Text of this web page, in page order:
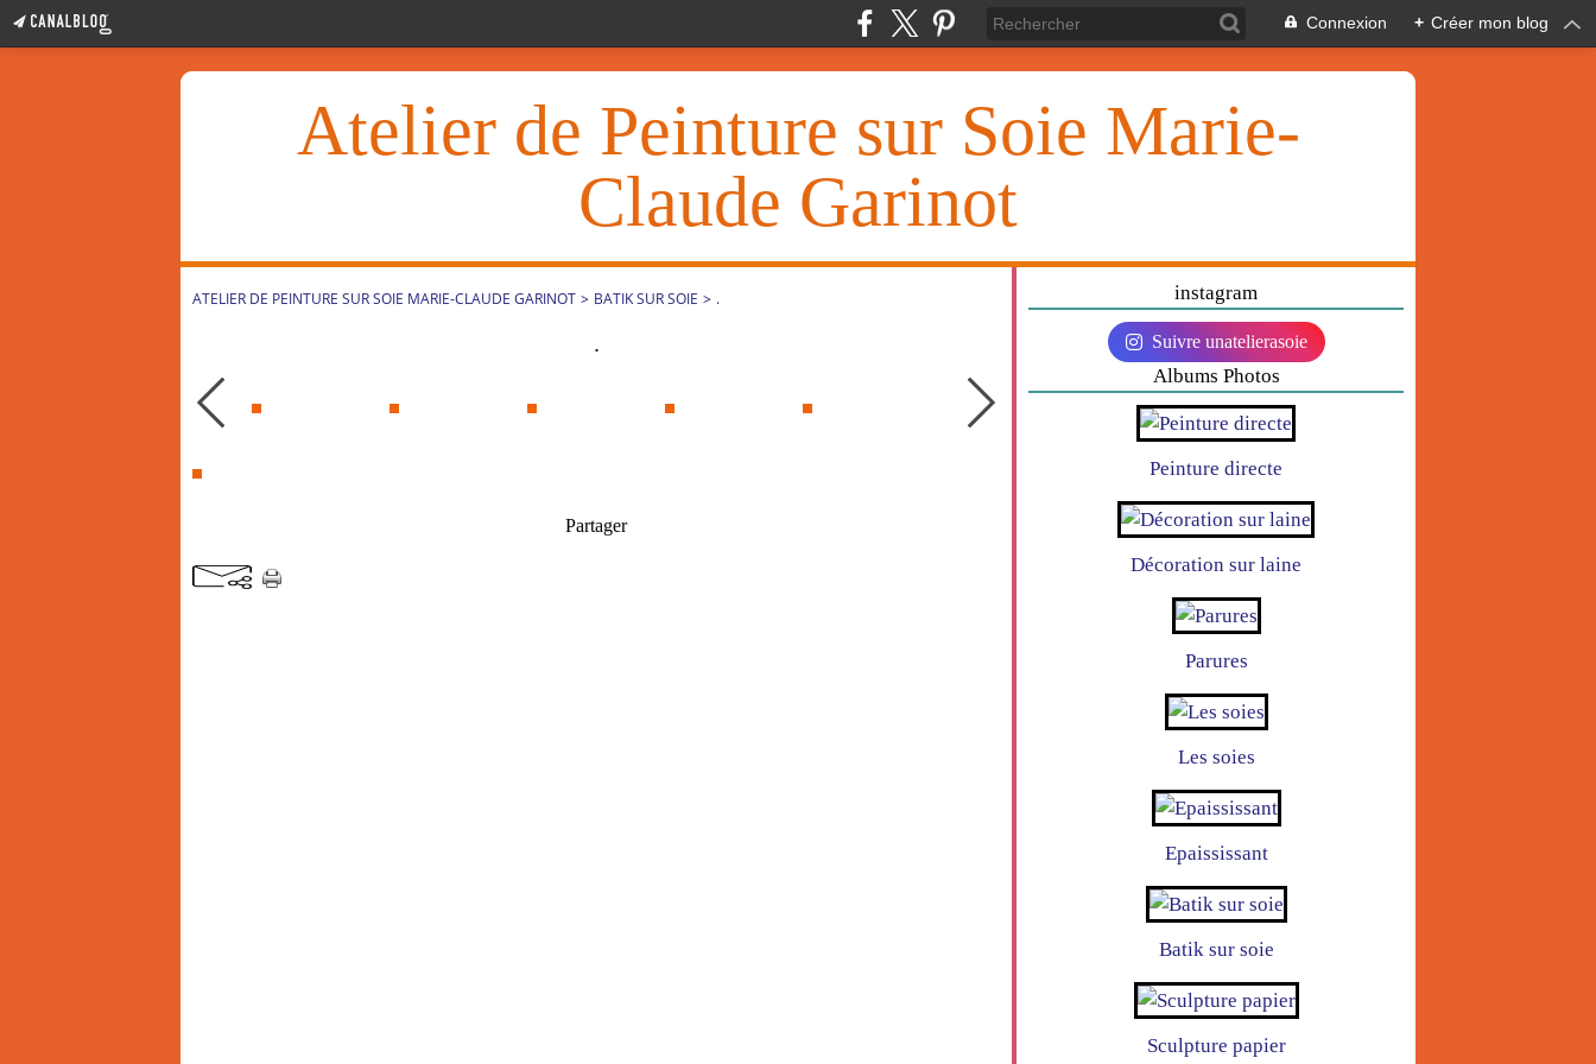
Connexion + Créer mon blog
Atelier de Peinture sur Soie Marie-
Claude Garinot
ATELIER DE PEINTURE SUR SOIE MARIE-CLAUDE GARINOT > BATIK SUR SOIE > .
.
Partager
instagram
Suivre unatelierasoie
Albums Photos
Peinture directe
Décoration sur laine
Parures
Les soies
Epaississant
Batik sur soie
Sculpture papier